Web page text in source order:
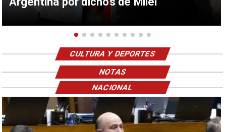
CULTURA Y DEPORTES
NOTAS
NACIONAL